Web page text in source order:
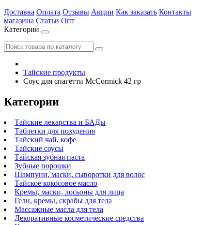
Доставка Оплата Отзывы Акции Как заказать Контакты
магазина Статьи Опт
Категории
Тайские продукты
Соус для спагетти McCormick 42 гр
Категории
Тайские лекарства и БАДы
Таблетки для похудения
Тайский чай, кофе
Тайские соусы
Тайская зубная паста
Зубные порошки
Шампуни, маски, сыворотки для волос
Тайское кокосовое масло
Кремы, маски, лосьоны для лица
Гели, кремы, скрабы для тела
Массажные масла для тела
Декоративные косметические средства